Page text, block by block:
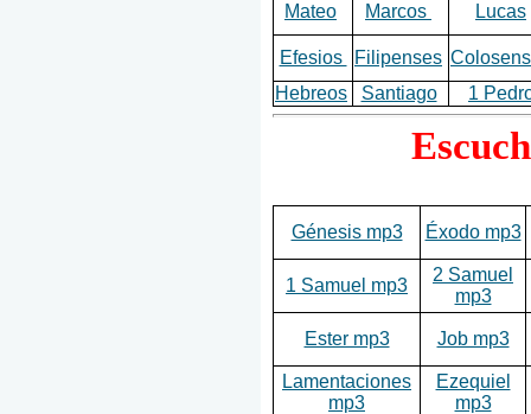
Mateo Marcos Lucas
Efesios Filipenses
Hebreos
Santiago 1
Génesis mp3 Éxodo mp3
1 Samuel mp3
2 Samuel
mp3
Ester mp3 Job mp3
Lamentaciones
mp3
Ezequiel
mp3